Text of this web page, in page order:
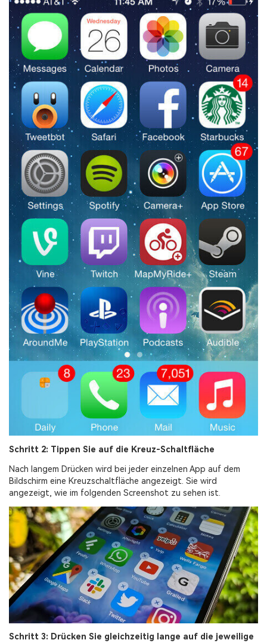
Schritt 2: Tippen Sie auf die Kreuz-Schaltfläche
Nach langem Drücken wird bei jeder einzelnen App auf dem
Bildschirm eine Kreuzschaltfläche angezeigt. Sie wird
angezeigt, wie im folgenden Screenshot zu sehen ist.
Schritt 3: Drücken Sie gleichzeitig lange auf die jeweilige